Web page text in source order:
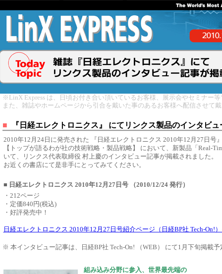
※LinX Express は、日頃お付き合い頂いているお客様、展示会やセミナー
また、雑誌やホームページから引合を戴いた事のあるお客様へ配信させて
■ 『日経エレクトロニクス』 にてリンクス製品のインタビ
2010年12月24日に発売された 『日経エレクトロニクス 2010年12月27日号
【トップが語るわが社の技術戦略・製品戦略】 において、新製品「Real-
いて、リンクス代表取締役 村上慶のインタビュー記事が掲載されました。
お近くの書店にて是非手にとってみてください。
■ 日経エレクトロニクス 2010年12月27日号 （2010/12/24 発行）
・212ページ
・定価840円(税込)
・好評発売中！
日経エレクトロニクス 2010年12月27日号紹介ページ（日経BP社 Tech-On!
※ 本インタビュー記事は、日経BP社 Tech-On! （WEB） にて1月下旬掲載予
組み込み分野に参入、世界最先端の